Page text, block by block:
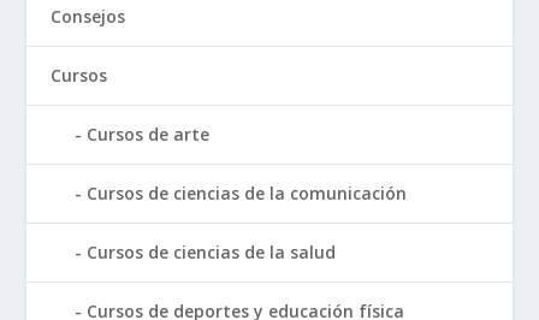
Consejos
Cursos
Cursos de arte
Cursos de ciencias de la comunicación
Cursos de ciencias de la salud
Cursos de deportes y educación física